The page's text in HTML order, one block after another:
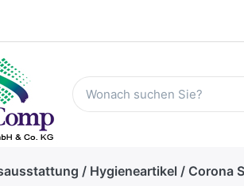
/ Hygieneartikel / Corona